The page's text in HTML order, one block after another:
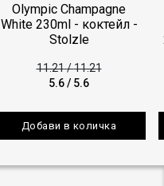
Olympic Champagne
White 230ml - коктейл -
Stolzle
11.21/11.21
5.6/ 5.6
Добави в количка